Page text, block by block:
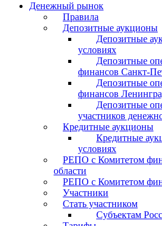
Денежный рынок
Правила
Депозитные аукционы
Депозитные
условиях
Депозитные
финансов Санкт-
Депозитные
финансов
Депозитные
участников
Кредитные аукционы
Кредитные
условиях
РЕПО с Комитетом
области
РЕПО с Комитетом
Участники
Стать участником
Субъектам